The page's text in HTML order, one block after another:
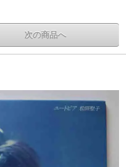
次の商品へ